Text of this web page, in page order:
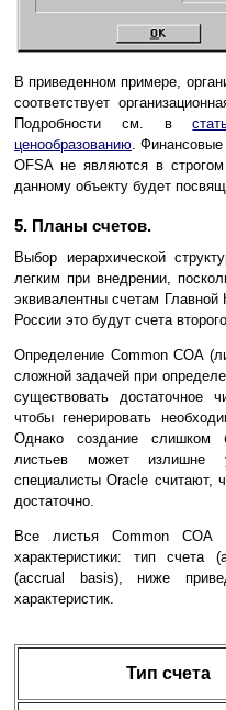
В приведенном примере,
соответствует
Подробности см. в
ценообразованию.
OFSA не являются в
данному объекту будет
5. Планы счетов.
Выбор иерархической
легким при внедрении,
эквивалентны счетам Главной
России это будут счета
Определение Common COA
сложной задачей при
существовать достаточное
чтобы генерировать
Однако создание слишком
листьев может излишне
специалисты Oracle считают,
достаточно.
Все листья Common COA
характеристики: тип
(accrual basis), ниже
характеристик.
Тип счета